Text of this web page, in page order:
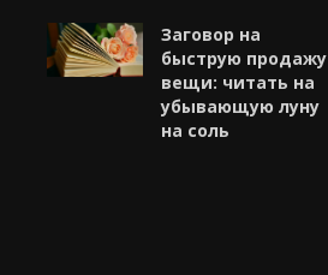
Заговор на
быструю продажу
вещи: читать на
убывающую луну
на соль